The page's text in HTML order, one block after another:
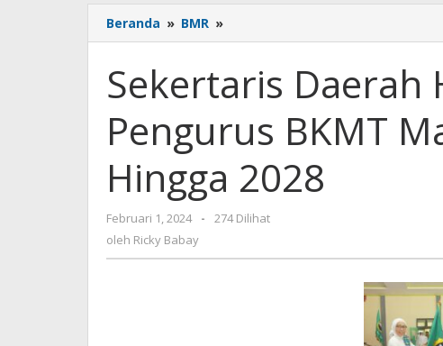
Beranda » BMR »
Daerah
Pelantikan
Pengurus
Masa
2023
Hingga
2028
Sekertaris Daerah
Pengurus BKMT
Hingga 2028
Februari 1, 2024
oleh
-
274 Dilihat
oleh Ricky Babay